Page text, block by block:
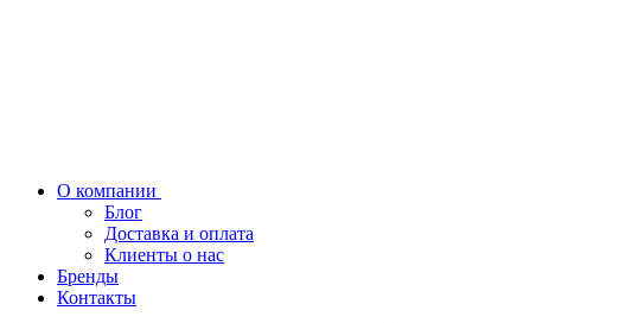
О компании
Блог
Доставка и оплата
Клиенты о нас
Бренды
Контакты